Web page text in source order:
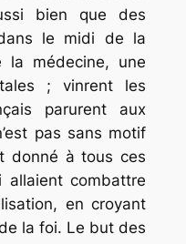
bien que des
le midi de la
la médecine, une
; vinrent les
parurent aux
pas sans motif
donné à tous ces
allaient combattre
en croyant
la foi. Le but des